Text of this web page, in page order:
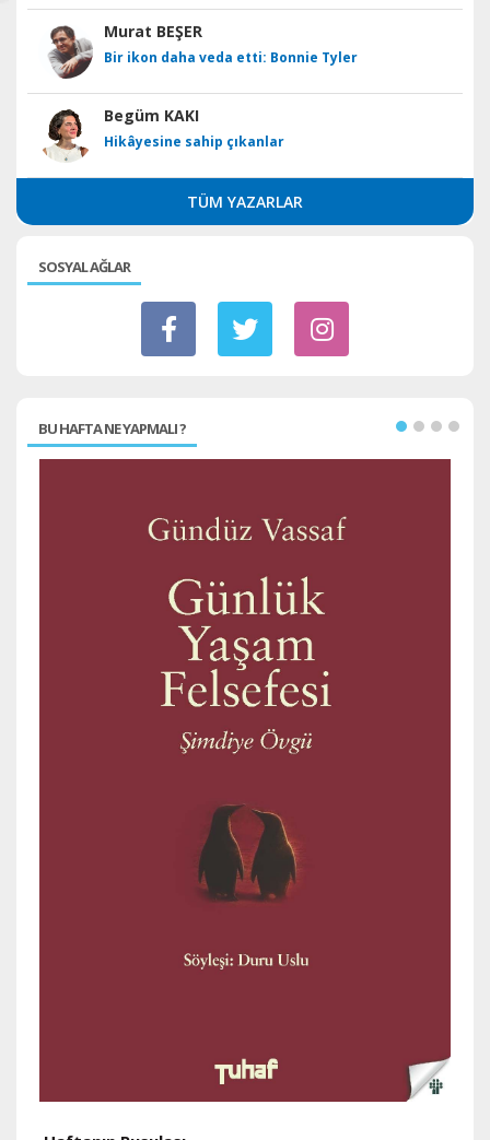
Murat BEŞER
Bir ikon daha veda etti: Bonnie Tyler
Begüm KAKI
Hikâyesine sahip çıkanlar
TÜM YAZARLAR
SOSYAL AĞLAR
BU HAFTA NE YAPMALI ?